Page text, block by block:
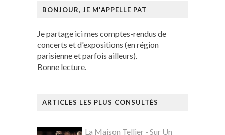
BONJOUR, JE M'APPELLE PAT
Je partage ici mes comptes-rendus de
concerts et d'expositions (en région
parisienne et parfois ailleurs).
Bonne lecture.
ARTICLES LES PLUS CONSULTÉS
La Maison Tellier - Sur Un